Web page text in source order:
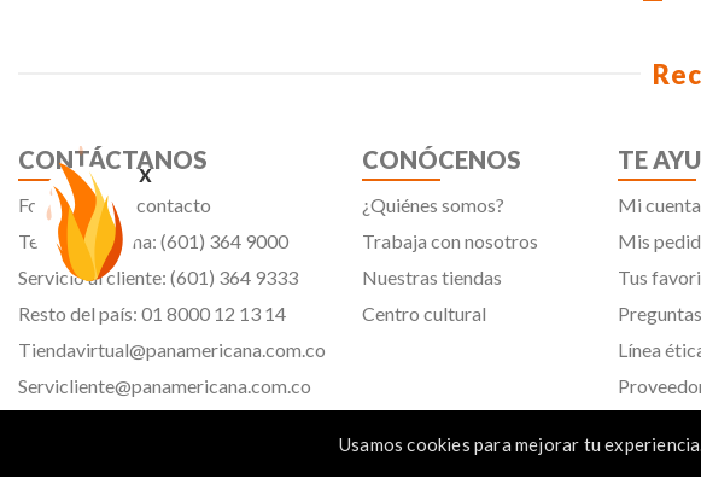
x
Usamos cookies para mejorar tu
CONTÁCTANOS
Formulario de contacto
Teléfono oficina: (601) 364 9000
Servicio al cliente: (601) 364 9333
Resto del país: 01 8000 12 13 14
Tiendavirtual@panamericana.com.co
Servicliente@panamericana.com.co
CONÓCENOS
¿Quiénes somos?
Trabaja con nosotros
Nuestras tiendas
Centro cultural
TE
Mi cuenta
Mis
Tus
Línea